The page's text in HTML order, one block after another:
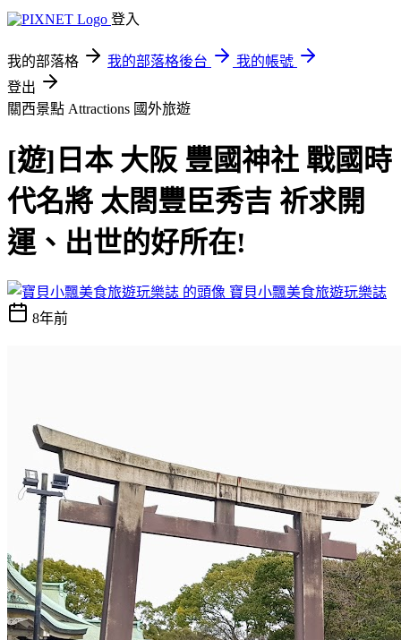
登入
我的部落格 我的部落格後台
我的帳號
登出
關西景點 Attractions 國外旅遊
[遊]日本 大阪 豐國神社 戰國時
代名將 太閤豐臣秀吉 祈求開
運、出世的好所在!
寶貝小飄美食旅遊玩樂誌
8年前